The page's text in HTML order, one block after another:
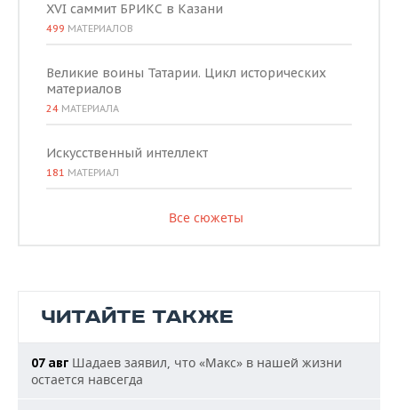
XVI саммит БРИКС в Казани
499 МАТЕРИАЛОВ
Великие воины Татарии. Цикл исторических
материалов
24 МАТЕРИАЛА
Искусственный интеллект
181 МАТЕРИАЛ
Все сюжеты
ЧИТАЙТЕ ТАКЖЕ
07 авг Шадаев заявил, что «Макс» в нашей жизни
остается навсегда